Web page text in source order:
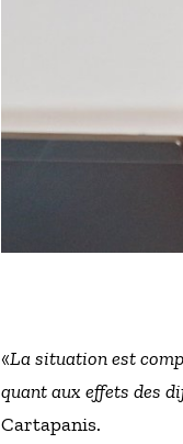
«La situation est
quant aux effets des
Cartapanis.